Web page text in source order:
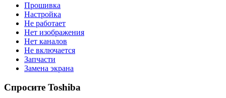
Прошивка
Настройка
Не работает
Нет изображения
Нет каналов
Не включается
Запчасти
Замена экрана
Спросите Toshiba